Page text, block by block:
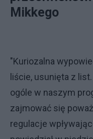
Mikkego
"Kuriozalna
liście, usunięta z
ogóle w naszym
zajmować się
regulacje